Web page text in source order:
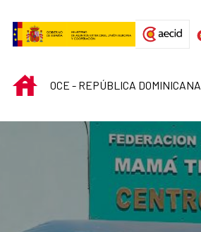
INICIOOCE - REPÚBLICA DOMINICANA